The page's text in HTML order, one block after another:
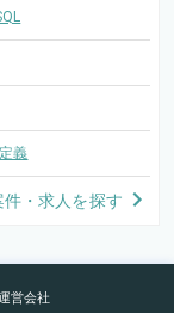
義
件・求人を探す
営会社